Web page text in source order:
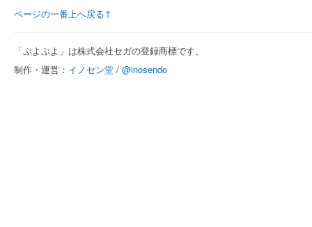
ページの一番上へ戻る↑
「ぷよぷよ」は株式会社セガの登録商標です。
制作・運営： イノセン堂 / @inosendo